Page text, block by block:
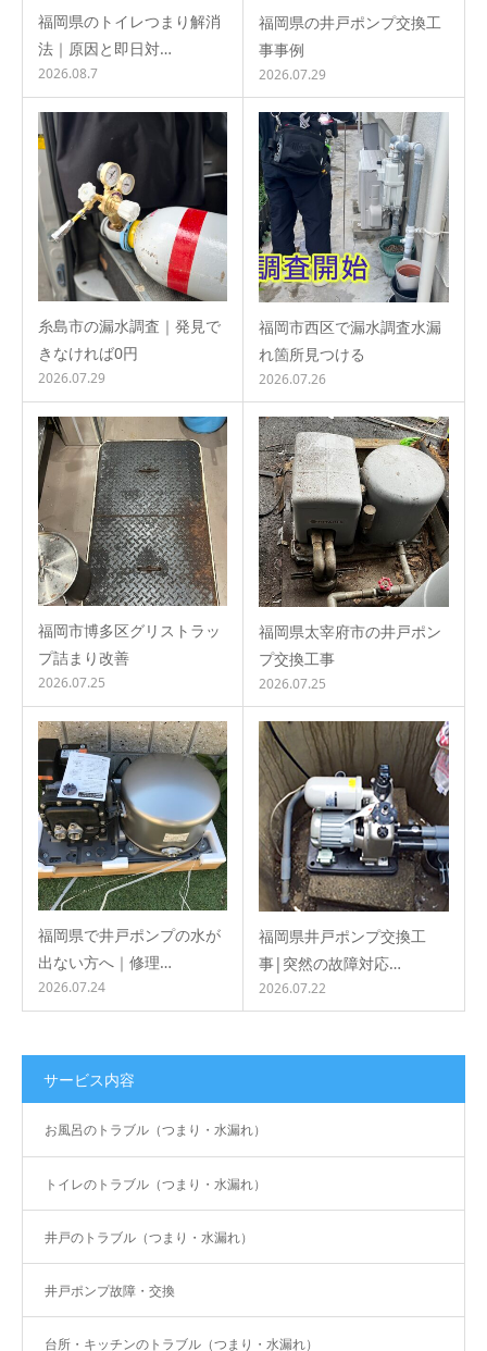
福岡県のトイレつまり解消
法｜原因と即日対…
2026.08.7
福岡県の井戸ポンプ交換工
事事例
2026.07.29
糸島市の漏水調査｜発見で
きなければ0円
2026.07.29
福岡市西区で漏水調査水漏
れ箇所見つける
2026.07.26
福岡市博多区グリストラッ
プ詰まり改善
2026.07.25
福岡県太宰府市の井戸ポン
プ交換工事
2026.07.25
福岡県で井戸ポンプの水が
出ない方へ｜修理…
2026.07.24
福岡県井戸ポンプ交換工
事|突然の故障対応…
2026.07.22
サービス内容
お風呂のトラブル（つまり・水漏れ）
トイレのトラブル（つまり・水漏れ）
井戸のトラブル（つまり・水漏れ）
井戸ポンプ故障・交換
台所・キッチンのトラブル（つまり・水漏れ）